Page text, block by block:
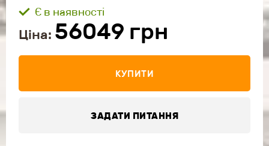
Є в наявності
Ціна: 56049 грн
КУПИТИ
ЗАДАТИ ПИТАННЯ